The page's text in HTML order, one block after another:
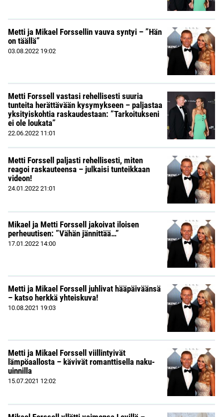
Metti ja Mikael Forssellin vauva syntyi – ”Hän
on täällä”
03.08.2022 19:02
Metti Forssell vastasi rehellisesti suuria
tunteita herättävään kysymykseen – paljastaa
yksityiskohtia raskaudestaan: ”Tarkoitukseni
ei ole loukata”
22.06.2022 11:01
Metti Forssell paljasti rehellisesti, miten
reagoi raskauteensa – julkaisi tunteikkaan
videon!
24.01.2022 21:01
Mikael ja Metti Forssell jakoivat iloisen
perheuutisen: ”Vähän jännittää…”
17.01.2022 14:00
Metti ja Mikael Forssell juhlivat hääpäiväänsä
– katso herkkä yhteiskuva!
10.08.2021 19:03
Metti ja Mikael Forssell viillintyivät
lämpöaallosta – kävivät romanttisella naku-
uinnilla
15.07.2021 12:02